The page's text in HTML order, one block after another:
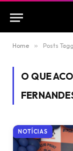
Home » Posts
O QUE
NOTÍCIAS